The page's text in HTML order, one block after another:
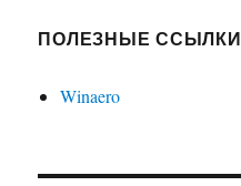
ПОЛЕЗНЫЕ ССЫЛКИ
Winaero